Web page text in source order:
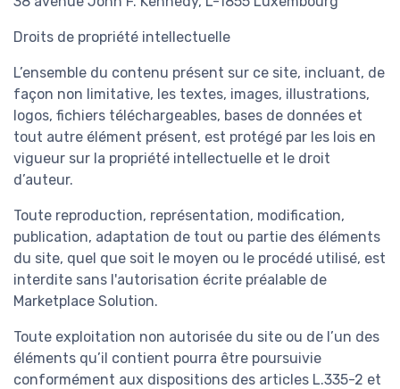
Droits de propriété intellectuelle
L’ensemble du contenu présent sur ce site, incluant, de
façon non limitative, les textes, images, illustrations,
logos, fichiers téléchargeables, bases de données et
tout autre élément présent, est protégé par les lois en
vigueur sur la propriété intellectuelle et le droit
d’auteur.
Toute reproduction, représentation, modification,
publication, adaptation de tout ou partie des éléments
du site, quel que soit le moyen ou le procédé utilisé, est
interdite sans l'autorisation écrite préalable de
Marketplace Solution.
Toute exploitation non autorisée du site ou de l’un des
éléments qu’il contient pourra être poursuivie
conformément aux dispositions des articles L.335-2 et